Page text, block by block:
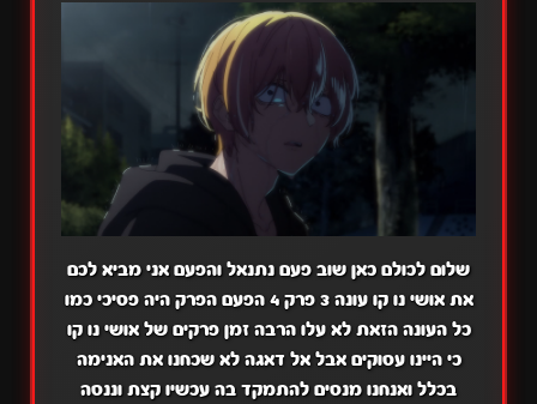
שלום לכולם כאן שוב פעם נתנאל והפעם אני מביא לכם
את אושי נו קו עונה 3 פרק 4 הפעם הפרק היה פסיכי כמו
כל העונה הזאת לא עלו הרבה זמן פרקים של אושי נו קו
כי היינו עסוקים אבל אל דאגה לא שכחנו את האנימה
בכלל ואנחנו מנסים להתמקד בה עכשיו קצת וננסה